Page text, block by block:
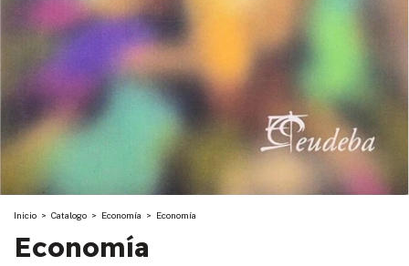
Inicio > Catalogo > Economía > Economía
Economía